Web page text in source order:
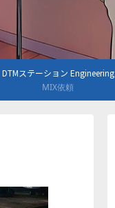
DTMステーション Engineering
MIX依頼